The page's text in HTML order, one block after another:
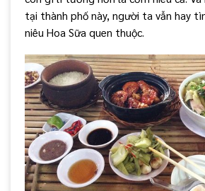
tại thành phố này, người ta vẫn hay
niêu Hoa Sữa quen thuộc.